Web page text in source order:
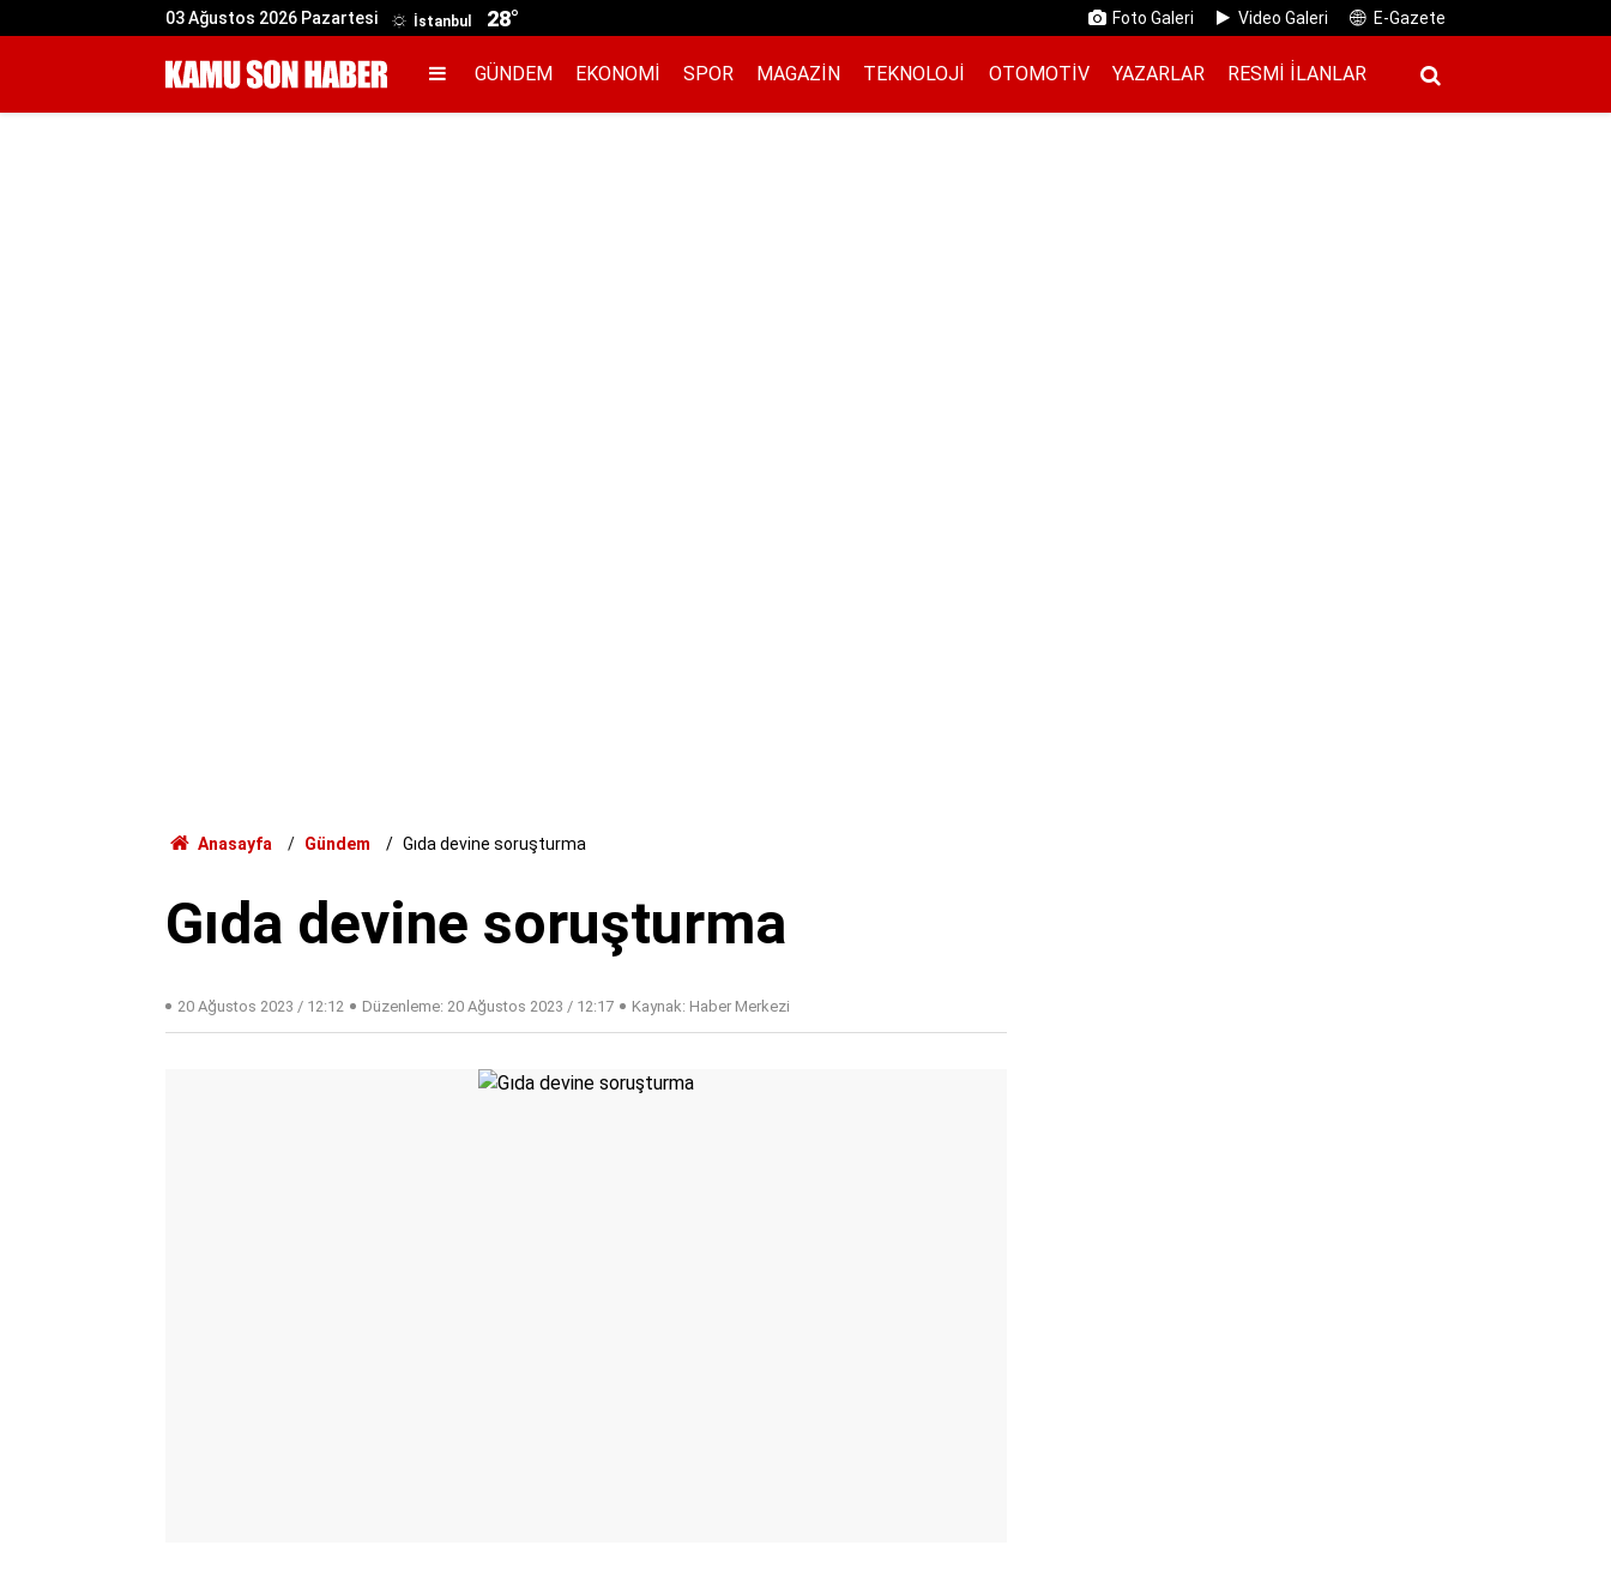
03 Ağustos 2026 Pazartesi İstanbul 28° Foto Galeri Video Galeri E-Gazete
GÜNDEM EKONOMI SPOR MAGAZIN TEKNOLOJI OTOMOTIV YAZARLAR RESMI İ̇LANLAR
Anasayfa Gündem Gıda devine soruşturma
Gıda devine soruşturma
20 Ağustos 2023 / 12:12 Düzenleme: 20 Ağustos 2023 / 12:17 Kaynak: Haber Merkezi